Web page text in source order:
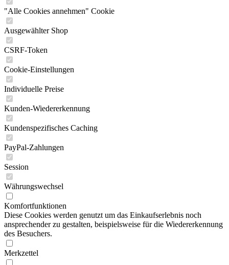
"Alle Cookies annehmen" Cookie
Ausgewählter Shop
CSRF-Token
Cookie-Einstellungen
Individuelle Preise
Kunden-Wiedererkennung
Kundenspezifisches Caching
PayPal-Zahlungen
Session
Währungswechsel
Komfortfunktionen
Diese Cookies werden genutzt um das Einkaufserlebnis noch
ansprechender zu gestalten, beispielsweise für die Wiedererkennung
des Besuchers.
Merkzettel